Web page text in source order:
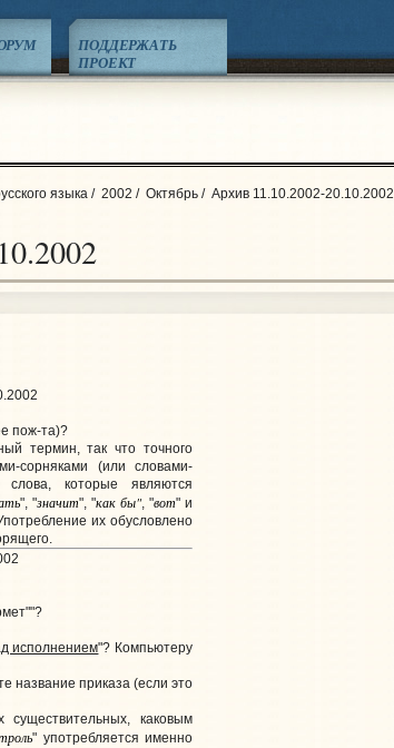
ПОДДЕРЖАТЬ
ПРОЕКТ
языка/ 2002 / Октябрь/ Архив 11.10.2002-20.10.2002
пож-та)?
термин, так что точного
сорняками (или словами-
которые являются
", "значит", "как бы", "вот" и
их обусловлено
исполнением"? Компьютеру
название приказа (если это
каковым
" употребляется именно